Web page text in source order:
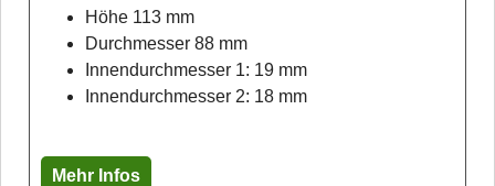
Höhe 113 mm
Durchmesser 88 mm
Innendurchmesser 1: 19 mm
Innendurchmesser 2: 18 mm
Mehr Infos